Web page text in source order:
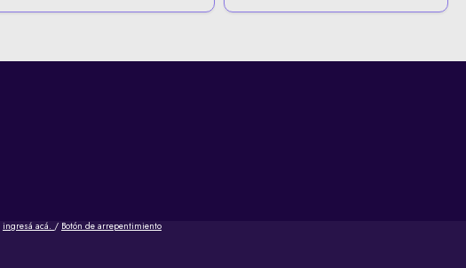
ingresá acá. / Botón de arrepentimiento